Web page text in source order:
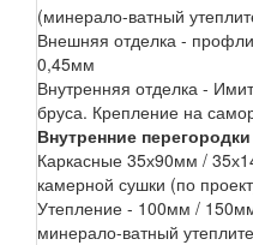
(минерало-ватный
Внешняя отделка -
0,45мм
Внутренняя отделка -
бруса. Крепление на
Внутренние перегородки
Каркасные 35х90мм /
камерной сушки (по
Утепление - 100мм /
минерало-ватный